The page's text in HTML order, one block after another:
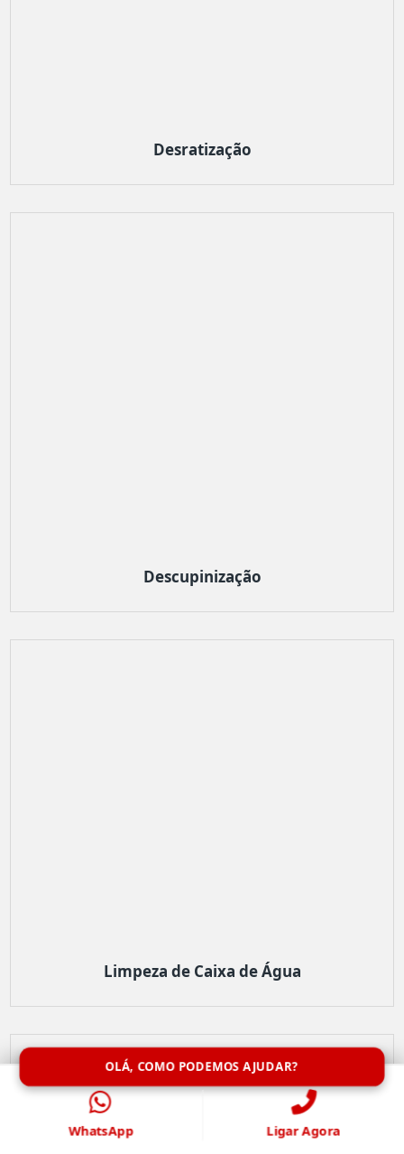
Desratização
Descupinização
Limpeza de Caixa de Água
OLÁ, COMO PODEMOS AJUDAR?
WhatsApp Ligar Agora